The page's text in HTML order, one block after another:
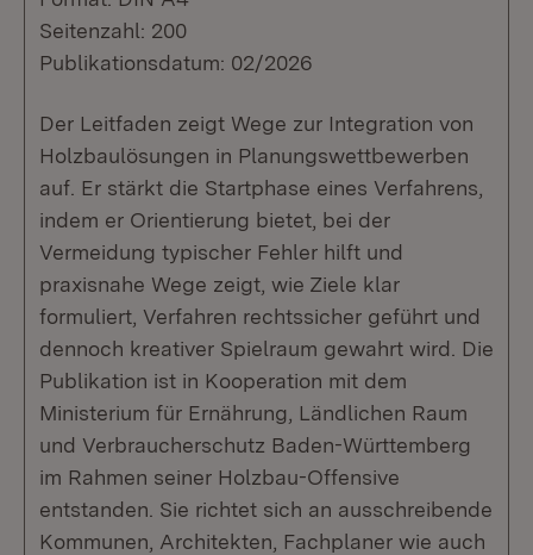
Seitenzahl: 200
Publikationsdatum: 02/2026
Der Leitfaden zeigt Wege zur Integration von
Holzbaulösungen in Planungswettbewerben
auf. Er stärkt die Startphase eines Verfahrens,
indem er Orientierung bietet, bei der
Vermeidung typischer Fehler hilft und
praxisnahe Wege zeigt, wie Ziele klar
formuliert, Verfahren rechtssicher geführt und
dennoch kreativer Spielraum gewahrt wird. Die
Publikation ist in Kooperation mit dem
Ministerium für Ernährung, Ländlichen Raum
und Verbraucherschutz Baden-Württemberg
im Rahmen seiner Holzbau-Offensive
entstanden. Sie richtet sich an ausschreibende
Kommunen, Architekten, Fachplaner wie auch